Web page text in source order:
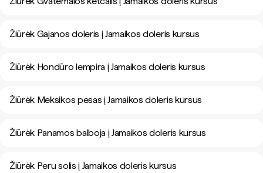
Žiūrėk Gajanos doleris į Jamaikos doleris kursus
Žiūrėk Hondūro lempira į Jamaikos doleris kursus
Žiūrėk Meksikos pesas į Jamaikos doleris kursus
Žiūrėk Panamos balboja į Jamaikos doleris kursus
Žiūrėk Peru solis į Jamaikos doleris kursus